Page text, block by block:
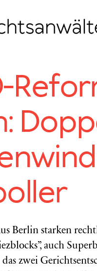
Berlin starken
auch
zwei